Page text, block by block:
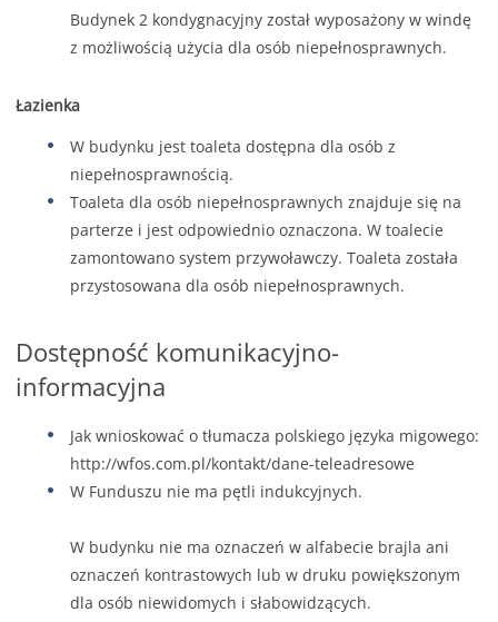
Budynek 2 kondygnacyjny został wyposażony w windę
z możliwością użycia dla osób niepełnosprawnych.
Łazienka
W budynku jest toaleta dostępna dla osób z
niepełnosprawnością.
Toaleta dla osób niepełnosprawnych znajduje się na
parterze i jest odpowiednio oznaczona. W toalecie
zamontowano system przywoławczy. Toaleta została
przystosowana dla osób niepełnosprawnych.
Dostępność komunikacyjno-
informacyjna
Jak wnioskować o tłumacza polskiego języka migowego:
http://wfos.com.pl/kontakt/dane-teleadresowe
W Funduszu nie ma pętli indukcyjnych.
W budynku nie ma oznaczeń w alfabecie brajla ani
oznaczeń kontrastowych lub w druku powiększonym
dla osób niewidomych i słabowidzących.